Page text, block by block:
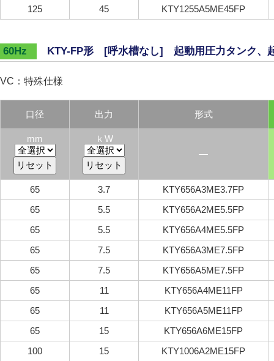
125
45 KTY1255A5ME45FP
60Hz KTY-FP形 [呼水槽なし] 起動用圧力タンク、
VC：特殊仕様
口径 出力 形式
mm
ｋW
―
65 3.7
KTY656A3ME3.7FP
65
5.5
KTY656A2ME5.5FP
65
5.5
KTY656A4ME5.5FP
65
7.5
KTY656A3ME7.5FP
65
7.5
KTY656A5ME7.5FP
65
11
KTY656A4ME11FP
65
11
KTY656A5ME11FP
65
15
KTY656A6ME15FP
100
15
KTY1006A2ME15FP